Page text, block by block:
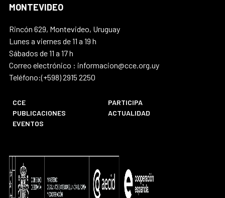
MONTEVIDEO
Rincón 629, Montevideo, Uruguay
Lunes a viernes de 11 a 19 h
Sábados de 11 a 17 h
Correo electrónico : informacion@cce.org.uy
Teléfono:(+598) 2915 2250
CCE
PARTICIPA
PUBLICACIONES
ACTUALIDAD
EVENTOS